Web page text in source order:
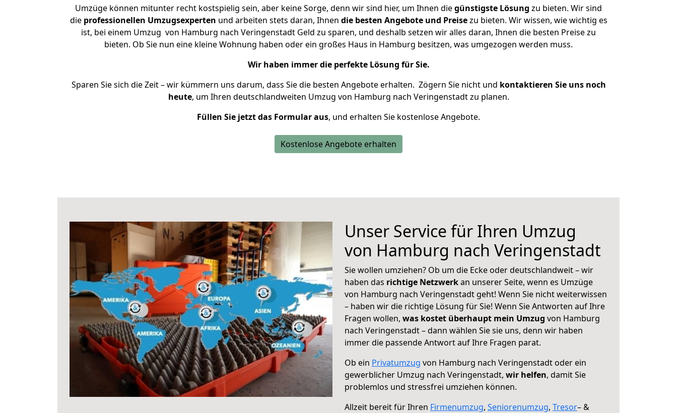
Umzüge können mitunter recht kostspielig sein, aber keine Sorge, denn wir sind hier, um Ihnen diegünstigste Lösung zu bieten. Wir sind
die professionellen Umzugsexperten und arbeiten stets daran, Ihnen die besten Angebote und Preisezu bieten. Wir wissen, wie wichtig es
ist, bei einem Umzug von Hamburg nach Veringenstadt Geld zu sparen, und deshalb setzen wir alles daran, Ihnen die besten Preise zu
bieten. Ob Sie nun eine kleine Wohnung haben oder ein großes Haus in Hamburg besitzen, was umgezogen werden muss.
Wir haben immer die perfekte Lösung für Sie.
Sparen Sie sich die Zeit – wir kümmern uns darum, dass Sie die besten Angebote erhalten. Zögern Sie nicht und kontaktieren Sie uns noch
heute, um Ihren deutschlandweiten Umzug von Hamburg nach Veringenstadt zu planen.
Füllen Sie jetzt das Formular aus, und erhalten Sie kostenlose Angebote.
Kostenlose Angebote erhalten
Unser Service für Ihren Umzug
von Hamburg nach Veringenstadt
Sie wollen umziehen? Ob um die Ecke oder deutschlandweit – wir
haben das richtige Netzwerkan unserer Seite, wenn es Umzüge
von Hamburg nach Veringenstadt geht! Wenn Sie nicht weiterwissen
– haben wir die richtige Lösung für Sie! Wenn Sie Antworten auf Ihre
Fragen wollen, was kostet überhaupt mein Umzug von Hamburg
nach Veringenstadt – dann wählen Sie sie uns, denn wir haben
immer die passende Antwort auf Ihre Fragen parat.
Ob ein Privatumzug von Hamburg nach Veringenstadt oder ein
gewerblicher Umzug nach Veringenstadt, wir helfen, damit Sie
problemlos und stressfrei umziehen können.
Allzeit bereit für Ihren Firmenumzug, Seniorenumzug, Tresor– &